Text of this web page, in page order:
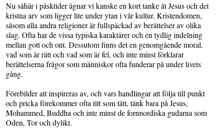
Nu såhär i påsktider ägnar vi kanske en kort tanke åt Jesus och det
kristna arv som ligger lite under ytan i vår kultur. Kristendomen,
såsom alla andra religioner är fullspäckad av berättelser av olika
slag. Ofta har de vissa typiska karaktärer och en tydlig indelning
mellan gott och ont. Dessutom finns det en genomgående moral,
vad som är rätt och vad som är fel, och inte minst förklarar
berättelserna frågor som människor ofta funderar på under livets
gång.
Förebilder att inspireras av, och vars handlingar att följa till punkt
och pricka förekommer ofta titt som tätt, tänk bara på Jesus,
Mohammed, Buddha och inte minst de fornnordiska gudarna som
Oden, Tor och dylikt.